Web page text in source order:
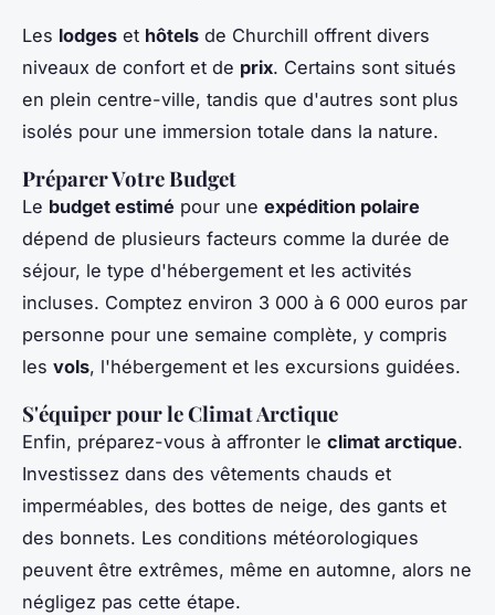
Les lodges et hôtels de Churchill offrent divers
niveaux de confort et de prix. Certains sont situés
en plein centre-ville, tandis que d'autres sont plus
isolés pour une immersion totale dans la nature.
Préparer Votre Budget
Le budget estimé pour une expédition polaire
dépend de plusieurs facteurs comme la durée de
séjour, le type d'hébergement et les activités
incluses. Comptez environ 3 000 à 6 000 euros par
personne pour une semaine complète, y compris
les vols, l'hébergement et les excursions guidées.
S'équiper pour le Climat Arctique
Enfin, préparez-vous à affronter le climat arctique.
Investissez dans des vêtements chauds et
imperméables, des bottes de neige, des gants et
des bonnets. Les conditions météorologiques
peuvent être extrêmes, même en automne, alors ne
négligez pas cette étape.